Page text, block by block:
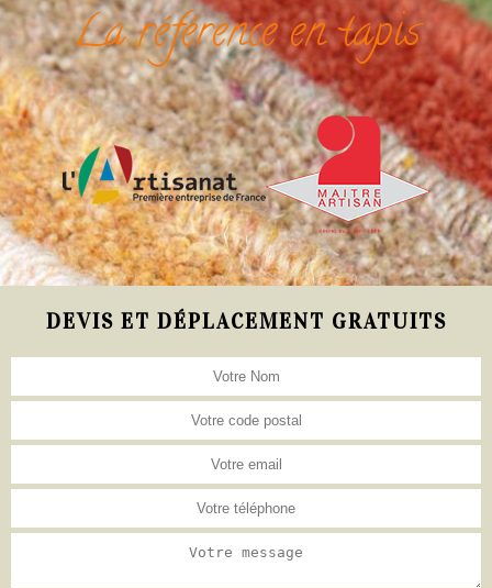
La référence en tapis
DEVIS ET DÉPLACEMENT GRATUITS